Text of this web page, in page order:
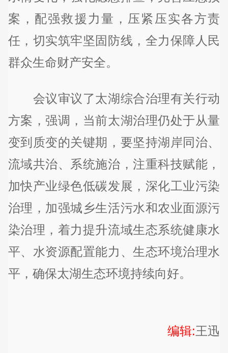
案，配强救援力量，压紧压实各方责
任，切实筑牢坚固防线，全力保障人民
群众生命财产安全。
会议审议了太湖综合治理有关行动
方案，强调，当前太湖治理仍处于从量
变到质变的关键期，要坚持湖岸同治、
流域共治、系统施治，注重科技赋能，
加快产业绿色低碳发展，深化工业污染
治理，加强城乡生活污水和农业面源污
染治理，着力提升流域生态系统健康水
平、水资源配置能力、生态环境治理水
平，确保太湖生态环境持续向好。
编辑:王迅